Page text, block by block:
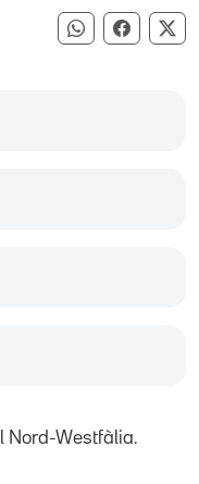
Compartir
Nord-Westfàlia.